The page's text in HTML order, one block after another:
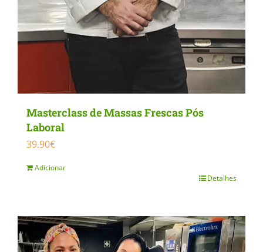
Masterclass de Massas Frescas Pós
Laboral
39.90€
Adicionar
Detalhes